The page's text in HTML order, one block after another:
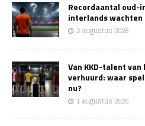
Recordaantal oud-
interlands wachten
2 augustus 2026
Van KKD-talent
verhuurd: waar
nu?
1 augustus 2026